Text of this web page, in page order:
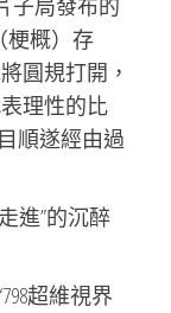
子局發布的
梗概）存
圓規打開，
理性的比
順遂經由過
進”的沉醉
超維視界